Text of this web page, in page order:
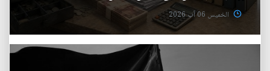
الخميس 06 آب 2026